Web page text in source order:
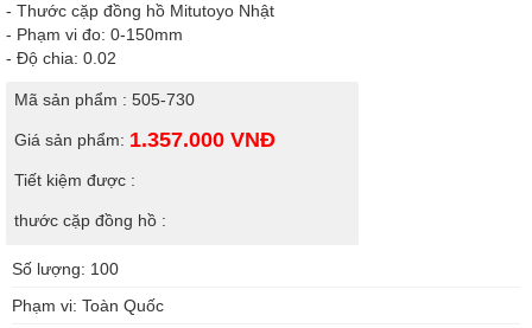
- Thước cặp đồng hồ Mitutoyo Nhật
- Phạm vi đo: 0-150mm
- Độ chia: 0.02
Mã sản phẩm : 505-730
Giá sản phẩm: 1.357.000 VNĐ
Tiết kiệm được :
thước cặp đồng hồ :
Số lượng: 100
Phạm vi: Toàn Quốc